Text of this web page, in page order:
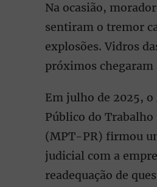
Na ocasião,
sentiram o tremor
explosões. Vidros
próximos chegaram
Em julho de 2025,
Público do Trabalho
(MPT-PR) firmou
judicial com a
readequação de